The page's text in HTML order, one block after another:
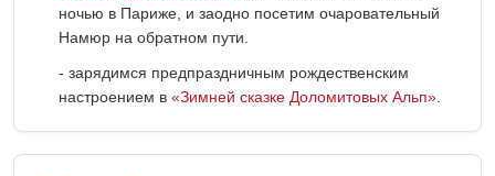
ночью в Париже, и заодно посетим очаровательный
Намюр на обратном пути.
- зарядимся предпраздничным рождественским
настроением в «Зимней сказке Доломитовых Альп»